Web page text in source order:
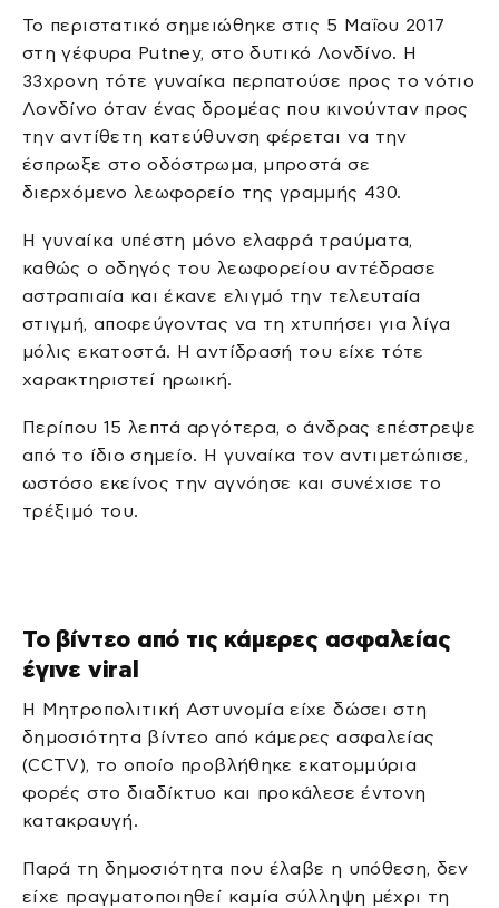
Το περιστατικό σημειώθηκε στις 5 Μαΐου 2017
στη γέφυρα Putney, στο δυτικό Λονδίνο. Η
33χρονη τότε γυναίκα περπατούσε προς το νότιο
Λονδίνο όταν ένας δρομέας που κινούνταν προς
την αντίθετη κατεύθυνση φέρεται να την
έσπρωξε στο οδόστρωμα, μπροστά σε
διερχόμενο λεωφορείο της γραμμής 430.
Η γυναίκα υπέστη μόνο ελαφρά τραύματα,
καθώς ο οδηγός του λεωφορείου αντέδρασε
αστραπιαία και έκανε ελιγμό την τελευταία
στιγμή, αποφεύγοντας να τη χτυπήσει για λίγα
μόλις εκατοστά. Η αντίδρασή του είχε τότε
χαρακτηριστεί ηρωική.
Περίπου 15 λεπτά αργότερα, ο άνδρας επέστρεψε
από το ίδιο σημείο. Η γυναίκα τον αντιμετώπισε,
ωστόσο εκείνος την αγνόησε και συνέχισε το
τρέξιμό του.
Το βίντεο από τις κάμερες ασφαλείας
έγινε viral
Η Μητροπολιτική Αστυνομία είχε δώσει στη
δημοσιότητα βίντεο από κάμερες ασφαλείας
(CCTV), το οποίο προβλήθηκε εκατομμύρια
φορές στο διαδίκτυο και προκάλεσε έντονη
κατακραυγή.
Παρά τη δημοσιότητα που έλαβε η υπόθεση, δεν
είχε πραγματοποιηθεί καμία σύλληψη μέχρι τη